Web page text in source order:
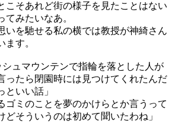
こそあれど街の様子を見たことはない
てみたいなあ。
いを馳せる私の横では教授が神綺さん
す。
シュマウンテンで指輪を落とした人が
ったら閉園時には見つけてくれたんだ
といい話」
ミのことを夢のかけらとか言うって
どそういうのは初めて聞いたわね」